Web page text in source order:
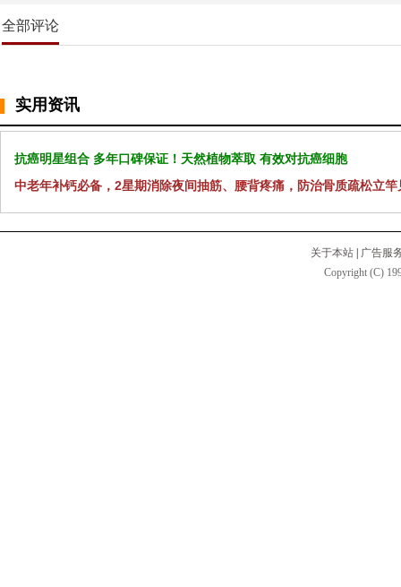
全部评论
实用资讯
抗癌明星组合 多年口碑保证！天然植物萃取 有效对抗癌细胞
中老年补钙必备，2星期消除夜间抽筋、腰背疼痛，防治骨质疏松立竿
关于本站
广告服
Copyright (C)